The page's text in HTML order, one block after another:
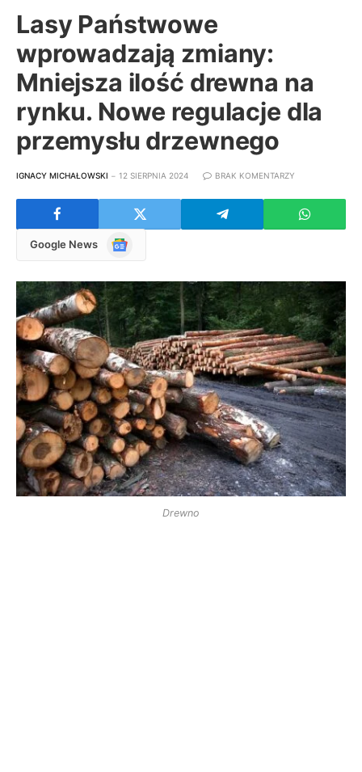
Lasy Państwowe
wprowadzają zmiany:
Mniejsza ilość drewna na
rynku. Nowe regulacje dla
przemysłu drzewnego
IGNACY MICHAŁOWSKI 12 SIERPNIA 2024 BRAK KOMENTARZY
Google News
Google
Drewno